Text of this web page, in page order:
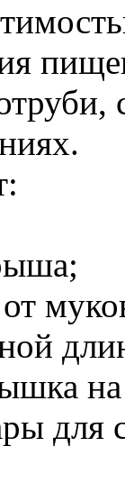
для